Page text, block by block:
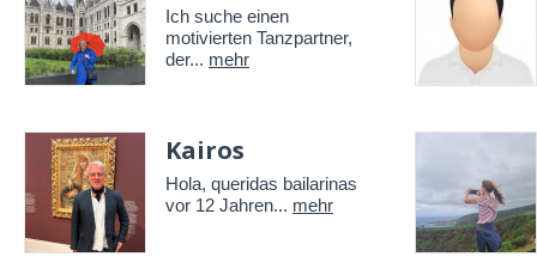
Ich suche einen
motivierten Tanzpartner,
der... mehr
Kairos
Hola, queridas bailarinas
vor 12 Jahren... mehr